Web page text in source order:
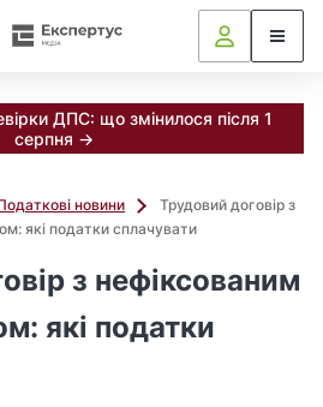
ДПС: що змінилося після 1
серпня →
новини
Трудовий договір з
які податки сплачувати
з нефіксованим
які податки